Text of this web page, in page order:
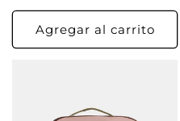
habitual
de
oferta
Agregar al carrito